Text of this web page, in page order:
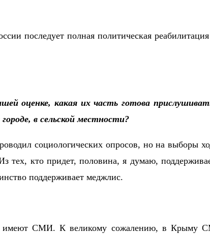
последует полная политическая
какая их часть готова
в сельской местности?
социологических опросов, но на выборы
тех, кто придет, половина, я думаю,
поддерживает меджлис.
СМИ. К великому сожалению, в Крыму